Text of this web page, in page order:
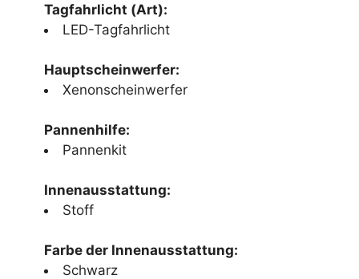
Tagfahrlicht (Art):
LED-Tagfahrlicht
Hauptscheinwerfer:
Xenonscheinwerfer
Pannenhilfe:
Pannenkit
Innenausstattung:
Stoff
Farbe der Innenausstattung:
Schwarz